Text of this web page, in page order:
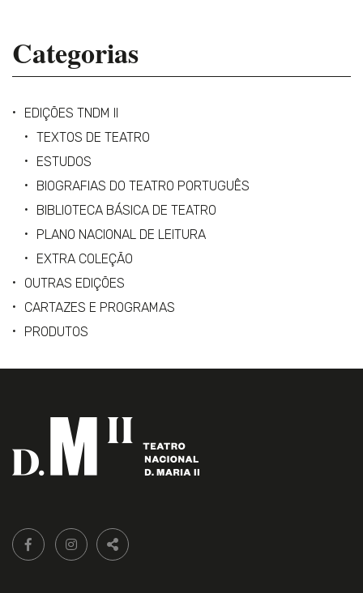
Categorias
EDIÇÕES TNDM II
TEXTOS DE TEATRO
ESTUDOS
BIOGRAFIAS DO TEATRO PORTUGUÊS
BIBLIOTECA BÁSICA DE TEATRO
PLANO NACIONAL DE LEITURA
EXTRA COLEÇÃO
OUTRAS EDIÇÕES
CARTAZES E PROGRAMAS
PRODUTOS
Siga-
nos:
FACEBOOK LIVRARIA DO TEATRO ONLINE.
INSTAGRAM LIVRARIA DO TEATRO ONLINE.
PARTILHAR